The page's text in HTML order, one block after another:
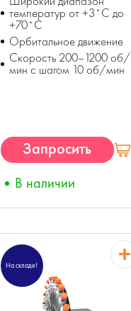
температур от +3˚С до
+70˚С
Орбитальное движение
Скорость 200–1200 об/
мин с шагом 10 об/мин
Запросить
В наличии
На складе!